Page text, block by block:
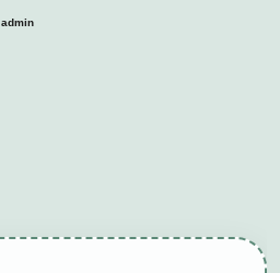
admin